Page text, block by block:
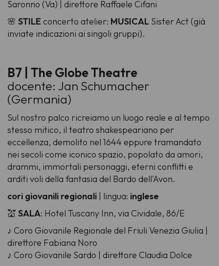
Saronno (Va) | direttore Raffaele Cifani
🌸 STILE concerto atelier: MUSICAL Sister Act (già
inviate indicazioni ai singoli gruppi).
B7 | The Globe Theatre
docente: Jan Schumacher
(Germania)
Sul nostro palco ricreiamo un luogo reale e al tempo
stesso mitico, il teatro shakespeariano per
eccellenza, demolito nel 1644 eppure tramandato
nei secoli come iconico spazio, popolato da amori,
drammi, immortali personaggi, eterni conflitti e
arditi voli della fantasia del Bardo dell'Avon.
cori giovanili regionali | lingua: inglese
💒 SALA: Hotel Tuscany Inn, via Cividale, 86/E
♪ Coro Giovanile Regionale del Friuli Venezia Giulia |
direttore Fabiana Noro
♪ Coro Giovanile Sardo | direttore Claudia Dolce